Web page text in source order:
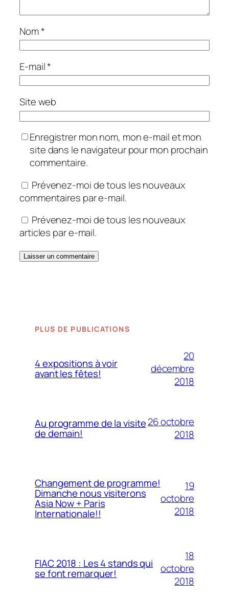
Nom*
E-mail*
Site web
Enregistrer mon nom, mon e-mail et mon
site dans le navigateur pour mon prochain
commentaire.
Prévenez-moi de tous les nouveaux
commentaires par e-mail.
Prévenez-moi de tous les nouveaux
articles par e-mail.
PLUS DE PUBLICATIONS
4 expositions à voir
avant les fêtes!
20
décembre
2018
Au programme de la visite
de demain!
26 octobre
2018
Changement de programme!
Dimanche nous visiterons
Asia Now + Paris
Internationale!!
19
octobre
2018
FIAC 2018 : Les 4 stands qui
se font remarquer!
18
octobre
2018